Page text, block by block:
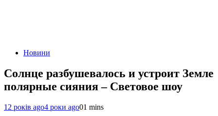
Новини
Солнце разбушевалось и устроит Земле
полярные сияния – Световое шоу
12 років ago4 роки ago01 mins